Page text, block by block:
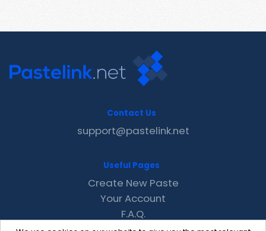
Contact Us
support@pastelink.net
Useful Pages
Create New Paste
Your Account
F.A.Q.